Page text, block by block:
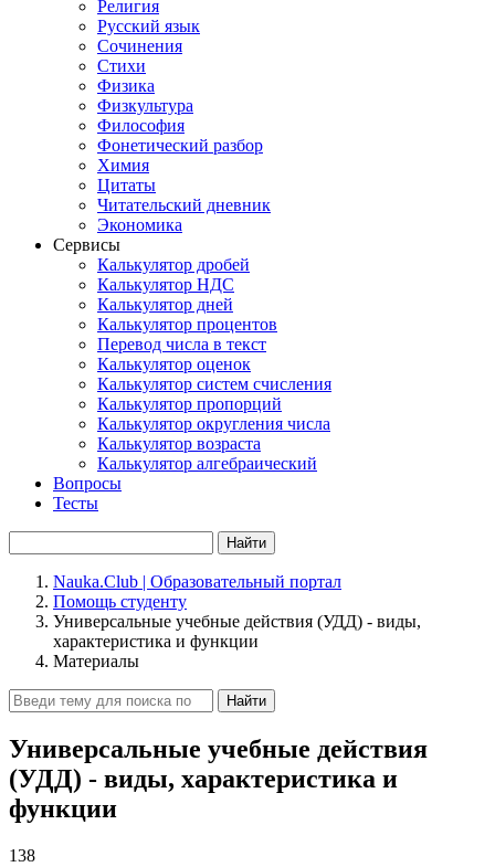
Религия
Русский язык
Сочинения
Стихи
Физика
Физкультура
Философия
Фонетический разбор
Химия
Цитаты
Читательский дневник
Экономика
Сервисы
Калькулятор дробей
Калькулятор НДС
Калькулятор дней
Калькулятор процентов
Перевод числа в текст
Калькулятор оценок
Калькулятор систем счисления
Калькулятор пропорций
Калькулятор округления числа
Калькулятор возраста
Калькулятор алгебраический
Вопросы
Тесты
Найти
Nauka.Club | Образовательный портал
Помощь студенту
Универсальные учебные действия (УДД) - виды,
характеристика и функции
Материалы
Найти
Универсальные учебные действия
(УДД) - виды, характеристика и
функции
138